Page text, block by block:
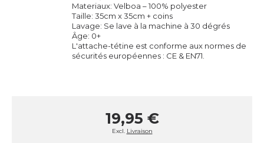
Materiaux: Velboa – 100% polyester
Taille: 35cm x 35cm + coins
Lavage: Se lave à la machine à 30 dégrés
Âge: 0+
L'attache-tétine est conforme aux normes de
sécurités européennes : CE & EN71.
19,95 €
Excl. Livraison